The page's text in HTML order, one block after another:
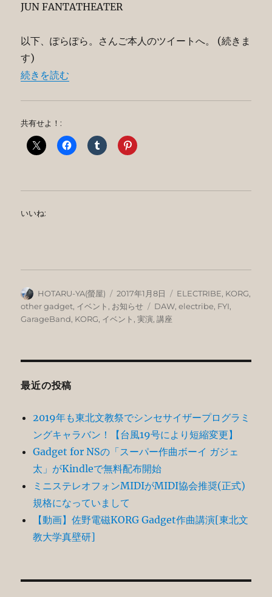
JUN FANTATHEATER
以下、ぽらぽら。さんご本人のツイートへ。 (続きま
す)
“ぽらぽら。音楽制作セミナーイベント「～パンダでも
続きを読む
共有せよ！:
いいね:
投
稿
者
HOTARU-YA(螢屋)
投
稿
日:
2017年1月8日
カ
テ
ELECTRIBE, KORG,
other gadget, イベント , お知らせ
タ
グ
DAW,electribe, FYI,
GarageBand, KORG, イベント ,実演,講座
最近の投稿
2019年も東北文教祭でシンセサイザープログラミ
ングキャラバン！【台風19号により短縮変更】
Gadget for NSの「スーパー作曲ボーイ ガジェ
太」がKindleで無料配布開始
ミニステレオフォンMIDIがMIDI協会推奨(正式)
規格になっていまして
【動画】佐野電磁KORG Gadget作曲講演[東北文
教大学真壁研]